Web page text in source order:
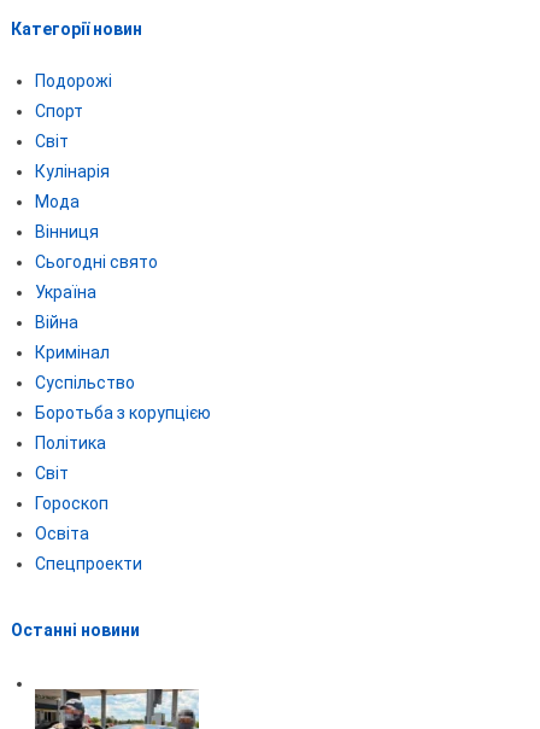
Категорії новин
Подорожі
Спорт
Світ
Кулінарія
Мода
Вінниця
Сьогодні свято
Україна
Війна
Кримінал
Суспільство
Боротьба з корупцією
Політика
Світ
Гороскоп
Освіта
Спецпроекти
Останні новини